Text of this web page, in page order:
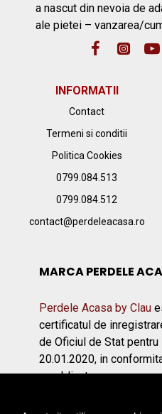
a nascut din nevoia de
ale pietei – vanzarea/
INFORMATII
Contact
Termeni si conditii
Politica Cookies
0799.084.513
0799.084.512
contact@perdeleacasa.ro
MARCA PERDELE
Perdele Acasa by Clau
certificatul de
de Oficiul de Stat
20.01.2020, in
republicata.